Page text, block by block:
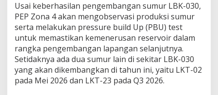
Usai keberhasilan pengembangan sumur LBK-030,
PEP Zona 4 akan mengobservasi produksi sumur
serta melakukan pressure build Up (PBU) test
untuk memastikan kemenerusan reservoir dalam
rangka pengembangan lapangan selanjutnya.
Setidaknya ada dua sumur lain di sekitar LBK-030
yang akan dikembangkan di tahun ini, yaitu LKT-02
pada Mei 2026 dan LKT-23 pada Q3 2026.